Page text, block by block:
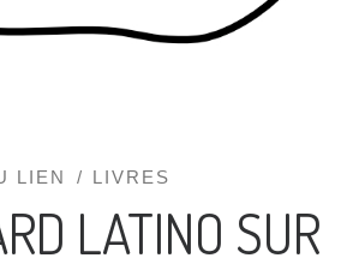
LIEN LIVRES
LATINO SUR